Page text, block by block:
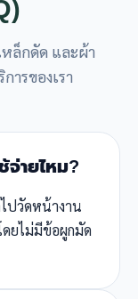
หล็กดัด และผ้า
รของเรา
จ่ายไหม?
ปวัดหน้างาน
ยไม่มีข้อผูกมัด